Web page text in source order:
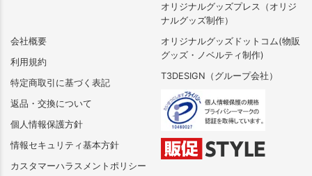
会社概要
利用規約
特定商取引に基づく表記
返品・交換について
個人情報保護方針
情報セキュリティ基本方針
カスタマーハラスメントポリシー
オリジナルグッズプレス（オリジ
ナルグッズ制作）
オリジナルグッズドットコム(物販
グッズ・ノベルティ制作)
T3DESIGN（グループ会社）